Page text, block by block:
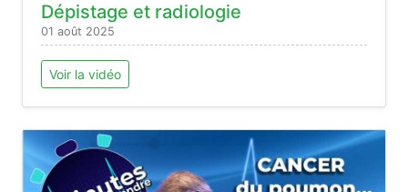
Dépistage et radiologie
01 août 2025
Voir la vidéo